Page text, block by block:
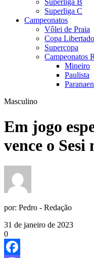
Superliga B
Superliga C
Campeonatos
Vôlei de Praia
Copa
Supercopa
Campeonatos
Mineiro
Paulista
Masculino
Em jogo
vence o
por: Pedro - Redação
31 de janeiro de 2023
0